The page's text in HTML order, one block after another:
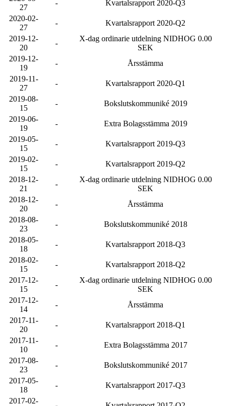
27
-
Kvartalsrapport 2020-Q3
2020-02-
27
-
Kvartalsrapport 2020-Q2
2019-12-
20
-
X-dag ordinarie utdelning NIDHOG 0.00
SEK
2019-12-
19
-
Årsstämma
2019-11-
27
-
Kvartalsrapport 2020-Q1
2019-08-
15
-
Bokslutskommuniké 2019
2019-06-
19
-
Extra Bolagsstämma 2019
2019-05-
15
-
Kvartalsrapport 2019-Q3
2019-02-
15
-
Kvartalsrapport 2019-Q2
2018-12-
21
-
X-dag ordinarie utdelning NIDHOG 0.00
SEK
2018-12-
20
-
Årsstämma
2018-08-
23
-
Bokslutskommuniké 2018
2018-05-
18
-
Kvartalsrapport 2018-Q3
2018-02-
15
-
Kvartalsrapport 2018-Q2
2017-12-
15
-
X-dag ordinarie utdelning NIDHOG 0.00
SEK
2017-12-
14
-
Årsstämma
2017-11-
20
-
Kvartalsrapport 2018-Q1
2017-11-
10
-
Extra Bolagsstämma 2017
2017-08-
23
-
Bokslutskommuniké 2017
2017-05-
18
-
Kvartalsrapport 2017-Q3
2017-02-